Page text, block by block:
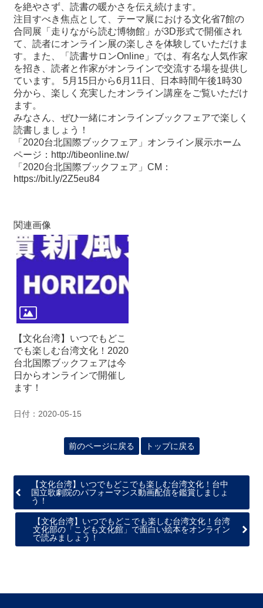
台
湾
の
本
関
連
リ
ン
ク
ー
サ
イ
ト
マ
を絶やさず、読書の暖かさを伝え続けます。
注目すべき焦点として、テーマ展における文化省7館の
合同展「走りながら読む博物館」が3D形式で開催され
て、読者にオンライン展の楽しさを体験していただけま
す。また、「読書サロンOnline」では、有名な人気作家
を招き、読者と作家がオンラインで交流する場を提供し
ています。 5月15日から6月11日、日本時間午後1時30
分から、楽しく充実したオンライン講座をご覧いただけ
ます。
みなさん、ぜひ一緒にオンラインブックフェアで楽しく
読書しましょう！
「2020台北国際ブックフェア」オンライン展示ホーム
ページ： http://tibeonline.tw/
「2020台北国際ブックフェア」CM：
https://bit.ly/2Z5eu84
関連画像
【文化台湾】いつでもどこ
でも楽しむ台湾文化！2020
台北国際ブックフェアは今
日からオンラインで開催し
ます！
日付：2020-05-15
前のページに戻る トップに戻る
【文化台湾】いつでもどこでも楽しむ台湾文化！台中
国立歌劇院のパフォーマンス動画配信を鑑賞しましょ
う！
【文化台湾】いつでもどこでも楽しむ台湾文化！台湾
文化部の「こども文化館」で面白い絵本をオンライン
で読みましょう！